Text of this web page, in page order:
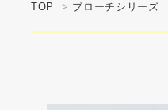
TOP > ブローチシリーズ